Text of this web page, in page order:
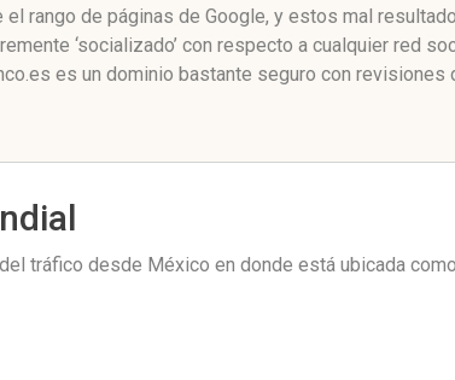
el rango de páginas de Google, y estos mal
‘socializado’ con respecto a cualquier red
es un dominio bastante seguro con revisiones
tráfico desde México en donde está ubicada como